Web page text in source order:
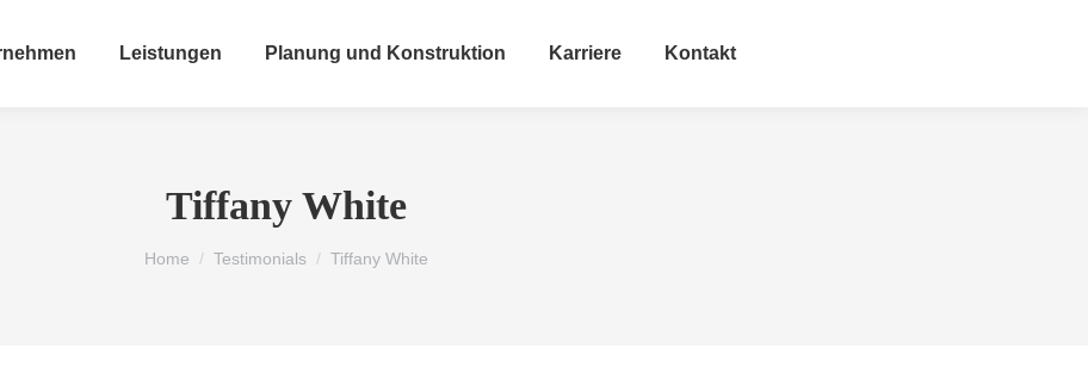
Leistungen Planung und Konstruktion Karriere Kontakt
Tiffany White
Home Testimonials Tiffany White